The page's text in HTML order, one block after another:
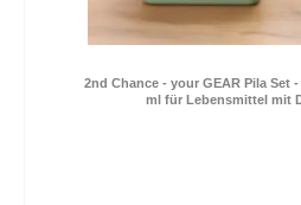
2nd Chance - your GEAR Pila Set
ml für Lebensmittel mit